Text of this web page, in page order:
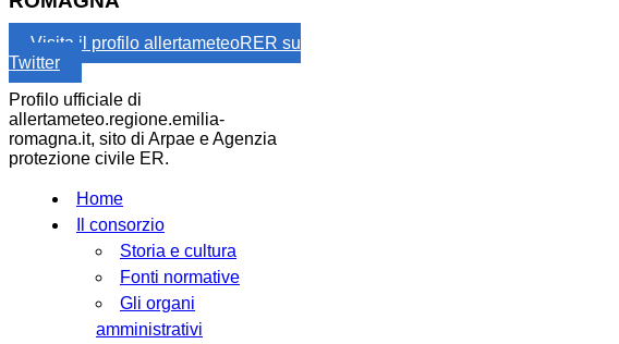
Visita il profilo allertameteoRER su
Twitter
Profilo ufficiale di
allertameteo.regione.emilia-
romagna.it, sito di Arpae e Agenzia
protezione civile ER.
Home
Il consorzio
Storia e cultura
Fonti normative
Gli organi
amministrativi